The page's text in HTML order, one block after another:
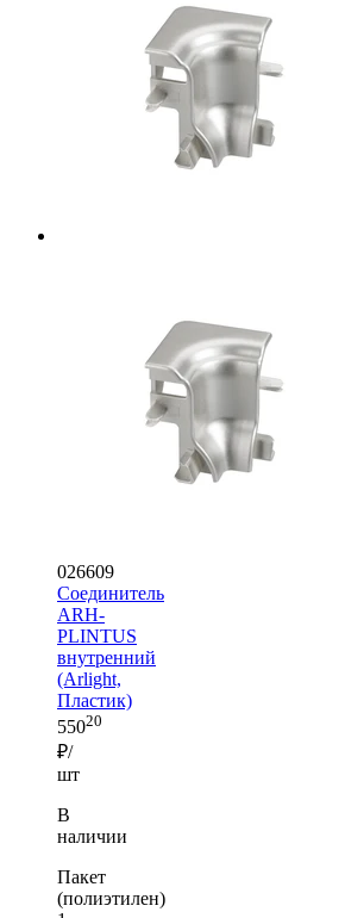
026609
Соединитель
ARH-
PLINTUS
внутренний
(Arlight,
Пластик)
55020
₽/
шт
В
наличии
Пакет
(полиэтилен)